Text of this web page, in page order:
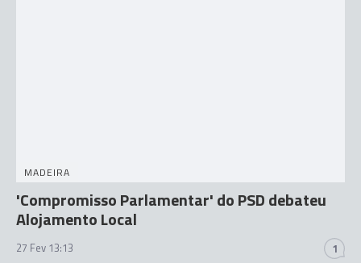
MADEIRA
'Compromisso Parlamentar' do PSD debateu
Alojamento Local
27 Fev 13:13 1